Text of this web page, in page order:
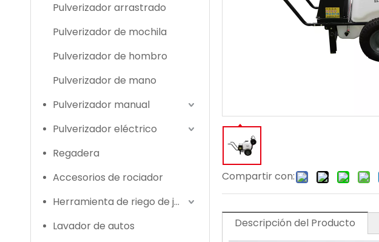
Pulverizador arrastrado
Pulverizador de mochila
Pulverizador de hombro
Pulverizador de mano
Pulverizador manual
Pulverizador eléctrico
Regadera
Accesorios de rociador
Herramienta de riego de jardín
Lavador de autos
Compartir con:
Descripción del Producto